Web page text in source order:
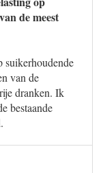
de meest
suikerhoudende
van de
dranken. Ik
bestaande